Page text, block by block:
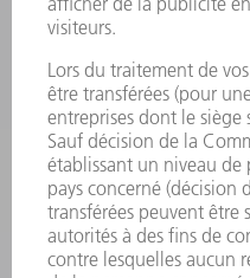
LASER
ELECTRONIQUE DE PUISSANCE
OUTILS ÉLECTRIQUES
SMART FACTORY
LOGICIEL
SERVICES
APPLICATIONS
SECTEURS D'ACTIVITÉ
ENTREPRISE
CARRIÈRE
OFFRES D'EMPLOI
PROFIL DE L'ENTREPRISE